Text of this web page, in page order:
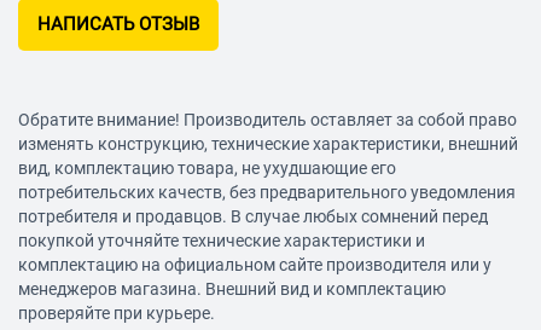
Регулятор громкости: есть
Дополнительная информация: регулятор громкости на
НАПИСАТЬ ОТЗЫВ
Обратите внимание! Производитель оставляет за собой право
изменять конструкцию, технические характеристики, внешний
вид, комплектацию товара, не ухудшающие его
потребительских качеств, без предварительного уведомления
потребителя и продавцов. В случае любых сомнений перед
покупкой уточняйте технические характеристики и
комплектацию на официальном сайте производителя или у
менеджеров магазина. Внешний вид и комплектацию
проверяйте при курьере.